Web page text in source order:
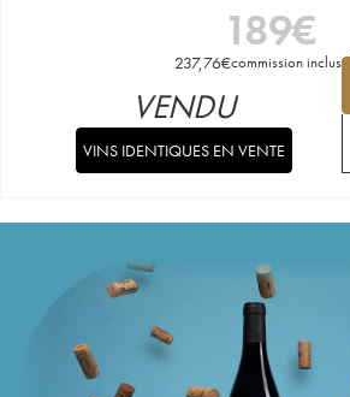
189€
237,76€commission incluse
VENDU
VINS IDENTIQUES EN VENTE